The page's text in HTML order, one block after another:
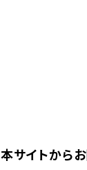
本サイトから